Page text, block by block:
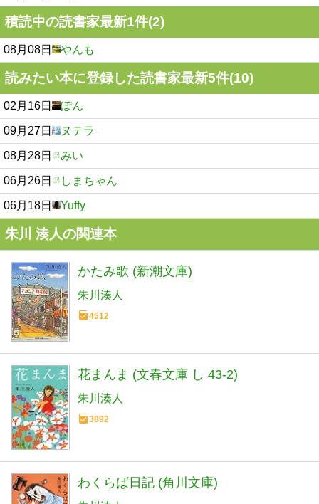
積読中の読書家最新1件(2)
08月08日 やんも
読みたい本に登録した読書家最新5件(10)
02月16日 ぽん
09月27日 ヌテラ
08月28日 みい
06月26日 しまちゃん
06月18日 Yuffy
朱川 湊人の関連本
かたみ歌 (新潮文庫)
朱川湊人
4512
花まんま (文春文庫 し 43-2)
朱川湊人
3892
わくらば日記 (角川文庫)